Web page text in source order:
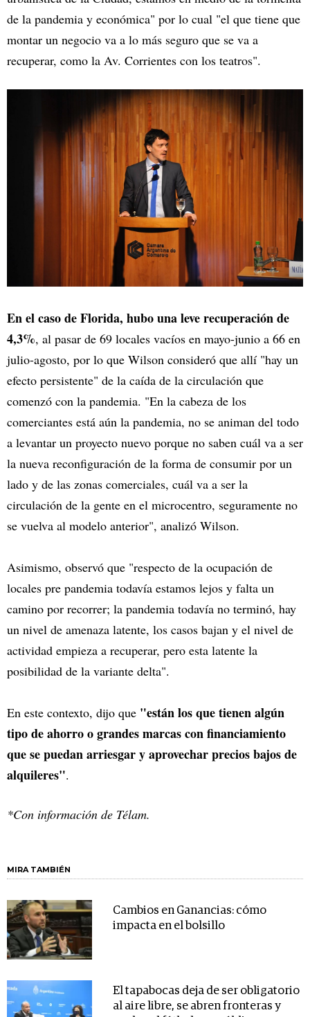
de la pandemia y económica" por lo cual "el que tiene que
montar un negocio va a lo más seguro que se va a
recuperar, como la Av. Corrientes con los teatros".
En el caso de Florida, hubo una leve recuperación de
4,3%, al pasar de 69 locales vacíos en mayo-junio a 66 en
julio-agosto, por lo que Wilson consideró que allí "hay un
efecto persistente" de la caída de la circulación que
comenzó con la pandemia. "En la cabeza de los
comerciantes está aún la pandemia, no se animan del todo
a levantar un proyecto nuevo porque no saben cuál va a ser
la nueva reconfiguración de la forma de consumir por un
lado y de las zonas comerciales, cuál va a ser la
circulación de la gente en el microcentro, seguramente no
se vuelva al modelo anterior", analizó Wilson.
Asimismo, observó que "respecto de la ocupación de
locales pre pandemia todavía estamos lejos y falta un
camino por recorrer; la pandemia todavía no terminó, hay
un nivel de amenaza latente, los casos bajan y el nivel de
actividad empieza a recuperar, pero esta latente la
posibilidad de la variante delta".
En este contexto, dijo que "están los que tienen algún
tipo de ahorro o grandes marcas con financiamiento
que se puedan arriesgar y aprovechar precios bajos de
alquileres".
*Con información de Télam.
MIRA TAMBIÉN
Cambios en Ganancias: cómo
impacta en el bolsillo
El tapabocas deja de ser obligatorio
al aire libre, se abren fronteras y